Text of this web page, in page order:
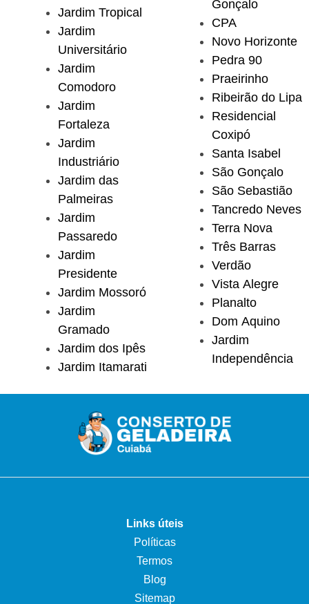
Jardim Tropical
Jardim
Universitário
Jardim
Comodoro
Jardim
Fortaleza
Jardim
Industriário
Jardim das
Palmeiras
Jardim
Passaredo
Jardim
Presidente
Jardim Mossoró
Jardim
Gramado
Jardim dos Ipês
Jardim Itamarati
Gonçalo
CPA
Novo Horizonte
Pedra 90
Praeirinho
Ribeirão do Lipa
Residencial
Coxipó
Santa Isabel
São Gonçalo
São Sebastião
Tancredo Neves
Terra Nova
Três Barras
Verdão
Vista Alegre
Planalto
Dom Aquino
Jardim
Independência
Links úteis
Políticas
Termos
Blog
Sitemap